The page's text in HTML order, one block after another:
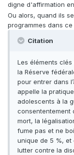
digne d'affirmation
Ou alors, quand ils
programmes dans ce
Citation
Les éléments
la Réserve
pour entrer dans
appelle la pratique
adolescents à la
consententement
mort, la
fume pas et ne
unique de 5 %, et
lutter contre la